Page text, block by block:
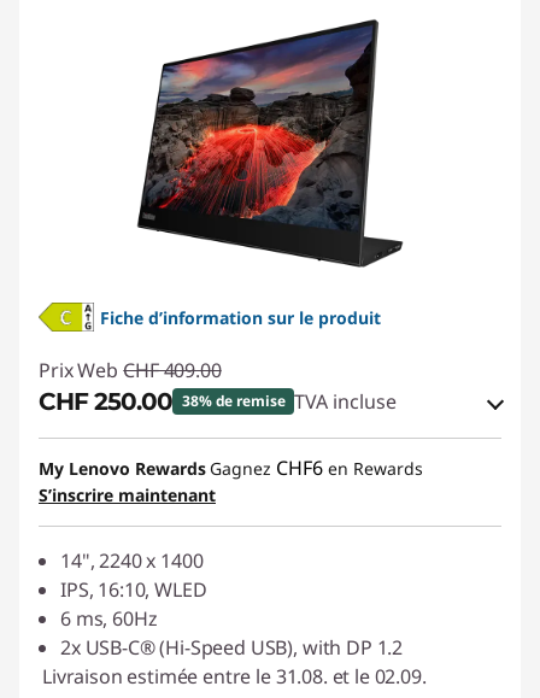
Fiche d’information sur le produit
Prix Web CHF 409.00
CHF 250.00 38% de remise TVA incluse
Bons de réduction en ligne :-CHF 159.00
Code de réduction :
My Lenovo Rewards Gagnez CHF6 en Rewards
S’inscrire maintenant
14", 2240 x 1400
IPS, 16:10, WLED
6 ms, 60Hz
2x USB-C® (Hi-Speed USB), with DP 1.2
Livraison estimée entre le 31.08. et le 02.09.